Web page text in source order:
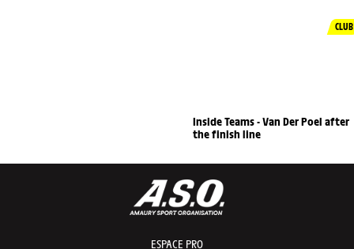
CLUB
Inside Teams - Van Der Poel after
the finish line
ESPACE PRO